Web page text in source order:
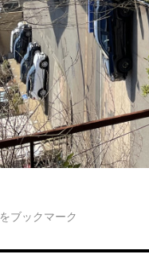
をブックマーク